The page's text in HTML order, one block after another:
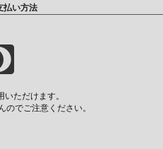
払い方法
ただけます。
のでご注意ください。